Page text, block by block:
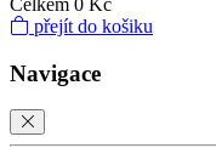
Celkem 0 Kč
přejít do košiku
Navigace